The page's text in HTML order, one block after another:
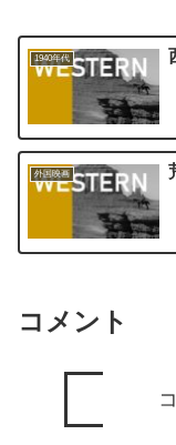
1940年代
外国映画
コメント